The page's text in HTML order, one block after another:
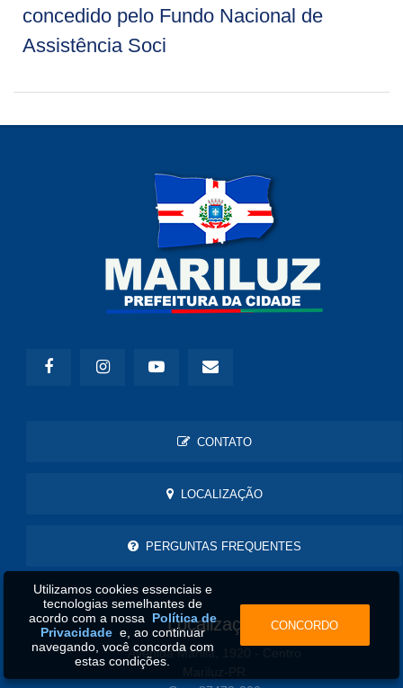
concedido pelo Fundo Nacional de
Assistência Soci
CONTATO
LOCALIZAÇÃO
PERGUNTAS FREQUENTES
Localização
Avenida Marilia, 1920 - Centro
Utilizamos cookies essenciais e
tecnologias semelhantes de
acordo com a nossa Política de
Privacidadee, ao continuar
navegando, você concorda com
estas condições.
CONCORDO